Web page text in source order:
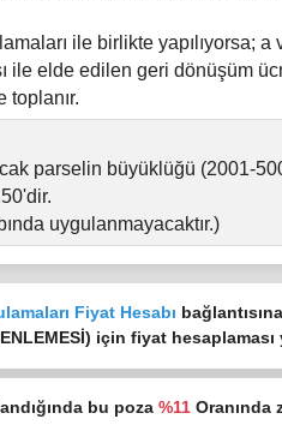
ile birlikte yapılıyorsa; a
ile elde edilen geri dönüşüm
toplanır.
parselin büyüklüğü (2001-
uygulanmayacaktır.)
Fiyat Hesabı
için fiyat
bu poza %11Oranında